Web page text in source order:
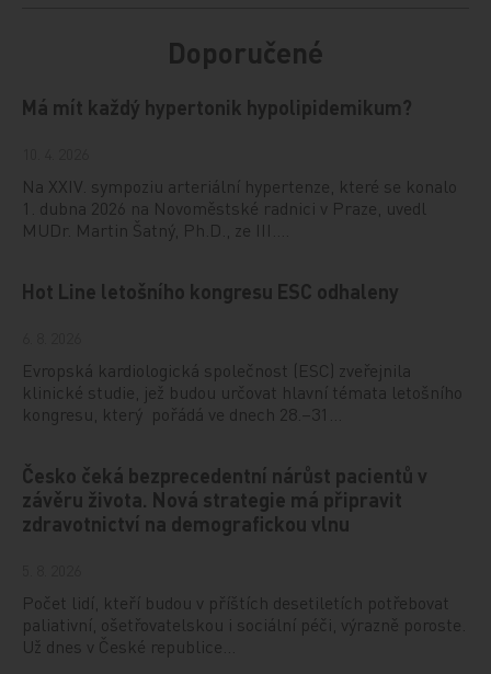
Doporučené
Má mít každý hypertonik hypolipidemikum?
Na XXIV. sympoziu arteriální hypertenze, které se konalo
1. dubna 2026 na Novoměstské radnici v Praze, uvedl
MUDr. Martin Šatný, Ph.D., ze III.…
Hot Line letošního kongresu ESC odhaleny
Evropská kardiologická společnost (ESC) zveřejnila
klinické studie, jež budou určovat hlavní témata letošního
kongresu, který pořádá ve dnech 28.–31…
Česko čeká bezprecedentní nárůst pacientů v
závěru života. Nová strategie má připravit
zdravotnictví na demografickou vlnu
Počet lidí, kteří budou v příštích desetiletích potřebovat
paliativní, ošetřovatelskou i sociální péči, výrazně poroste.
Už dnes v České republice…